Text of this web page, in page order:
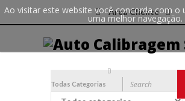
Ao visitar este website você concorda com o
uma melhor navegação.
Área Cliente
Todas Categorias